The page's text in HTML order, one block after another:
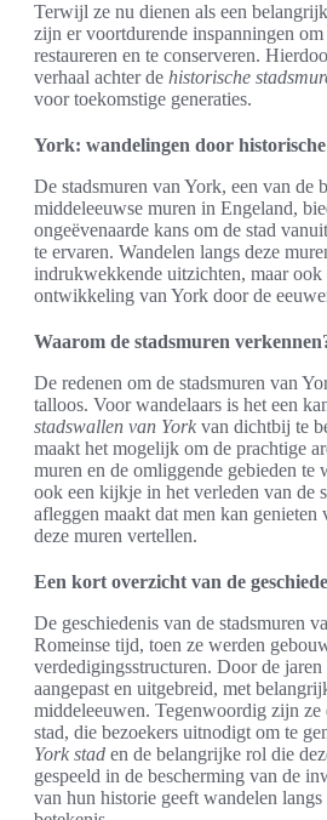
Terwijl ze nu dienen als een
zijn er voortdurende inspanningen om
restaureren en te conserveren.
verhaal achter de historische
voor toekomstige generaties.
York: wandelingen door
De stadsmuren van York, een van de
middeleeuwse muren in Engeland,
ongeëvenaarde kans om de stad
te ervaren. Wandelen langs deze
indrukwekkende uitzichten, maar
ontwikkeling van York door de
Waarom de stadsmuren
De redenen om de stadsmuren van
talloos. Voor wandelaars is het een
stadswallen van York van dichtbij te
maakt het mogelijk om de prachtige
muren en de omliggende gebieden te
ook een kijkje in het verleden van de
afleggen maakt dat men kan genieten
deze muren vertellen.
Een kort overzicht van de
De geschiedenis van de stadsmuren
Romeinse tijd, toen ze werden
verdedigingsstructuren. Door de
aangepast en uitgebreid, met
middeleeuwen. Tegenwoordig zijn ze
stad, die bezoekers uitnodigt om te
York stad en de belangrijke rol die
gespeeld in de bescherming van de
van hun historie geeft wandelen langs